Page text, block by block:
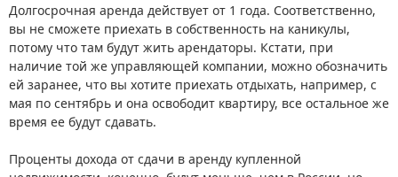
Долгосрочная аренда действует от 1 года. Соответственно,
вы не сможете приехать в собственность на каникулы,
потому что там будут жить арендаторы. Кстати, при
наличие той же управляющей компании, можно обозначить
ей заранее, что вы хотите приехать отдыхать, например, с
мая по сентябрь и она освободит квартиру, все остальное же
время ее будут сдавать.
Проценты дохода от сдачи в аренду купленной